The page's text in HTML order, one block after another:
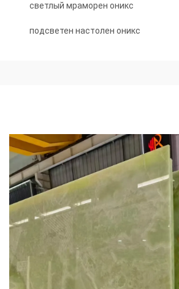
светлый мраморен оникс
подсветен настолен оникс